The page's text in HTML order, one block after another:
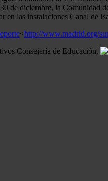
de diciembre, la
en las instalaciones Canal de
<http://www.madrid.org/
Consejería de Educación,